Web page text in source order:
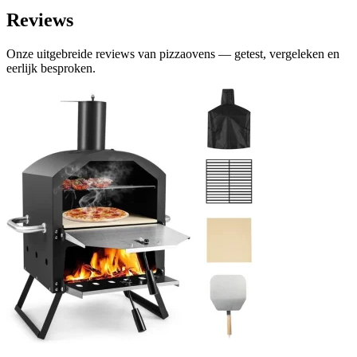
Reviews
Onze uitgebreide reviews van pizzaovens — getest, vergeleken en
eerlijk besproken.